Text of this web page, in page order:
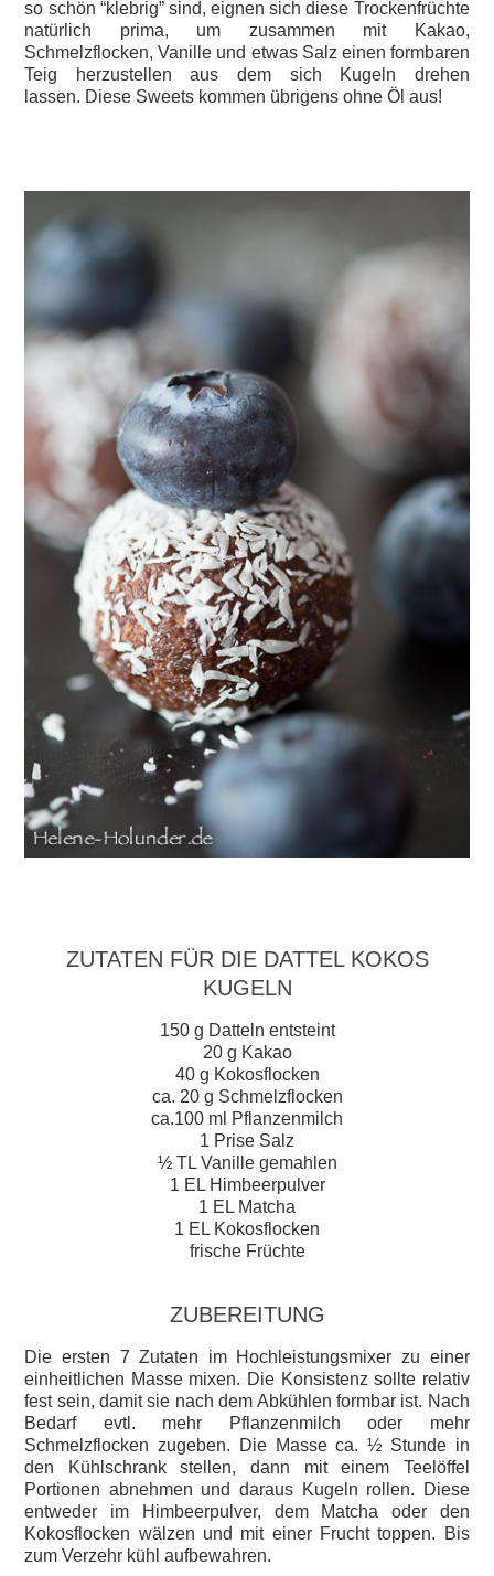
so schön “klebrig” sind, eignen sich diese Trockenfrüchte
natürlich prima, um zusammen mit Kakao,
Schmelzflocken, Vanille und etwas Salz einen formbaren
Teig herzustellen aus dem sich Kugeln drehen
lassen. Diese Sweets kommen übrigens ohne Öl aus!
ZUTATEN FÜR DIE DATTEL KOKOS
KUGELN
150 g Datteln entsteint
20 g Kakao
40 g Kokosflocken
ca. 20 g Schmelzflocken
ca.100 ml Pflanzenmilch
1 Prise Salz
½ TL Vanille gemahlen
1 EL Himbeerpulver
1 EL Matcha
1 EL Kokosflocken
frische Früchte
ZUBEREITUNG
Die ersten 7 Zutaten im Hochleistungsmixer zu einer
einheitlichen Masse mixen. Die Konsistenz sollte relativ
fest sein, damit sie nach dem Abkühlen formbar ist. Nach
Bedarf evtl. mehr Pflanzenmilch oder mehr
Schmelzflocken zugeben. Die Masse ca. ½ Stunde in
den Kühlschrank stellen, dann mit einem Teelöffel
Portionen abnehmen und daraus Kugeln rollen. Diese
entweder im Himbeerpulver, dem Matcha oder den
Kokosflocken wälzen und mit einer Frucht toppen. Bis
zum Verzehr kühl aufbewahren.